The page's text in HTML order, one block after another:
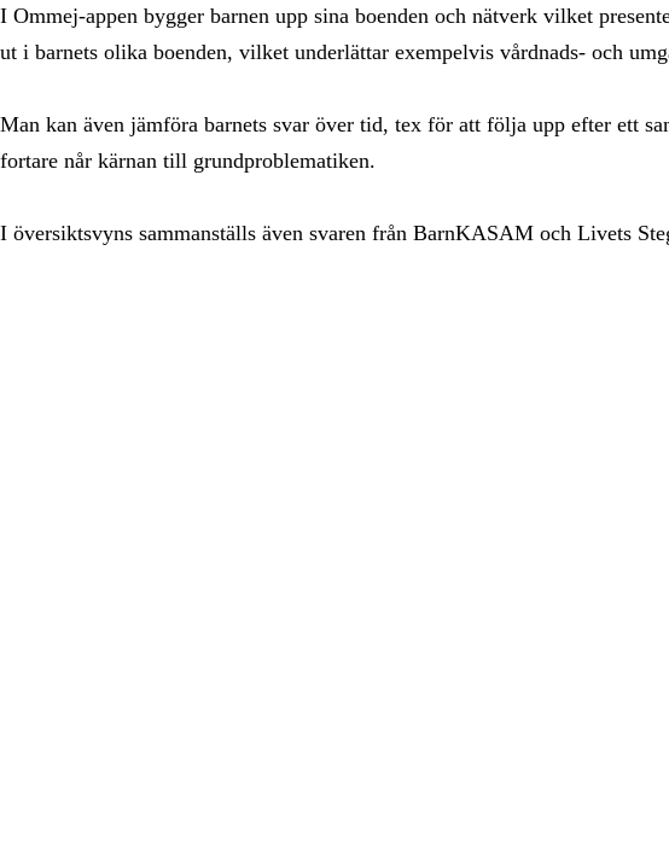
I Ommej-appen bygger barnen upp sina boenden och nätverk vilket
ut i barnets olika boenden, vilket underlättar exempelvis vårdnads- och
Man kan även jämföra barnets svar över tid, tex för att följa upp efter ett
fortare når kärnan till grundproblematiken.
I översiktsvyns sammanställs även svaren från BarnKASAM och Livets